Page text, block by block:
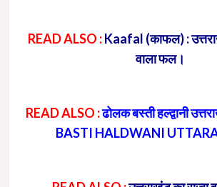
READ ALSO :Kaafal (काफल) :
वाला फल।
READ ALSO :ढोलक बस्ती हल्द्वानी
BASTI HALDWANI